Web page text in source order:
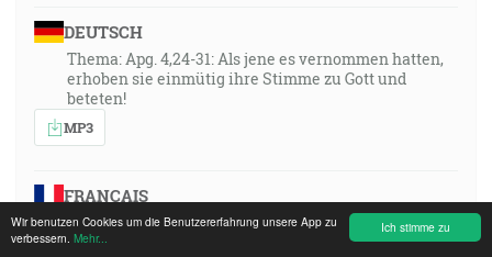
Ich stimme zu
Wir benutzen Cookies um die Benutzererfahrung unsere App zu
verbessern. Mehr...
DEUTSCH
Thema: Apg. 4,24-31: Als jene es vernommen hatten,
erhoben sie einmütig ihre Stimme zu Gott und
beteten!
MP3
FRANÇAIS
Thema: Apg. 4,24-31: Als jene es vernommen hatten,
erhoben sie einmütig ihre Stimme zu Gott und